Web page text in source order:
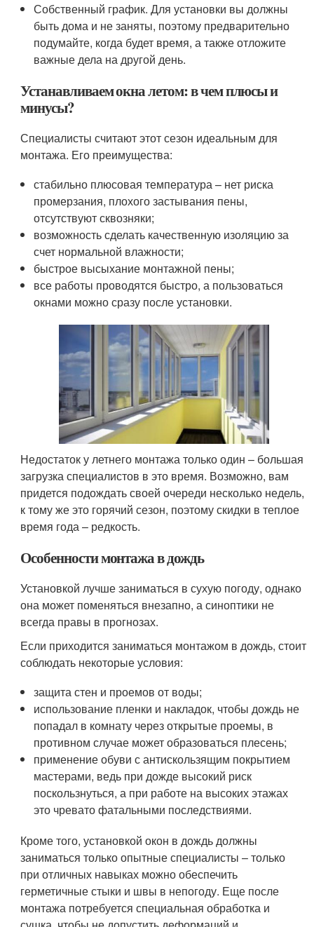
Собственный график. Для установки вы должны
быть дома и не заняты, поэтому предварительно
подумайте, когда будет время, а также отложите
важные дела на другой день.
Устанавливаем окна летом: в чем плюсы и
минусы?
Специалисты считают этот сезон идеальным для
монтажа. Его преимущества:
стабильно плюсовая температура – нет риска
промерзания, плохого застывания пены,
отсутствуют сквозняки;
возможность сделать качественную изоляцию за
счет нормальной влажности;
быстрое высыхание монтажной пены;
все работы проводятся быстро, а пользоваться
окнами можно сразу после установки.
Недостаток у летнего монтажа только один – большая
загрузка специалистов в это время. Возможно, вам
придется подождать своей очереди несколько недель,
к тому же это горячий сезон, поэтому скидки в теплое
время года – редкость.
Особенности монтажа в дождь
Установкой лучше заниматься в сухую погоду, однако
она может поменяться внезапно, а синоптики не
всегда правы в прогнозах.
Если приходится заниматься монтажом в дождь, стоит
соблюдать некоторые условия:
защита стен и проемов от воды;
использование пленки и накладок, чтобы дождь не
попадал в комнату через открытые проемы, в
противном случае может образоваться плесень;
применение обуви с антискользящим покрытием
мастерами, ведь при дожде высокий риск
поскользнуться, а при работе на высоких этажах
это чревато фатальными последствиями.
Кроме того, установкой окон в дождь должны
заниматься только опытные специалисты – только
при отличных навыках можно обеспечить
герметичные стыки и швы в непогоду. Еще после
монтажа потребуется специальная обработка и